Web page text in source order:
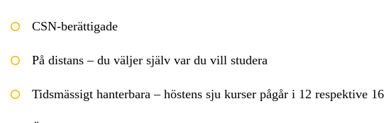
CSN-berättigade
På distans – du väljer själv var du vill studera
Tidsmässigt hanterbara – höstens sju kurser pågår i 12 respektive